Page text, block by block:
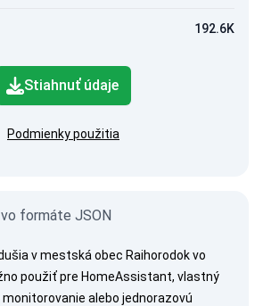
192.6K
Stiahnuť údaje
Podmienky použitia
formáte JSON
v mestská obec Raihorodok vo
použiť pre HomeAssistant, vlastný
alebo jednorazovú